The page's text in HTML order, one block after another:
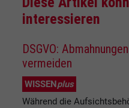
interessieren
DSGVO:
vermeiden
WISSENplus
Während die